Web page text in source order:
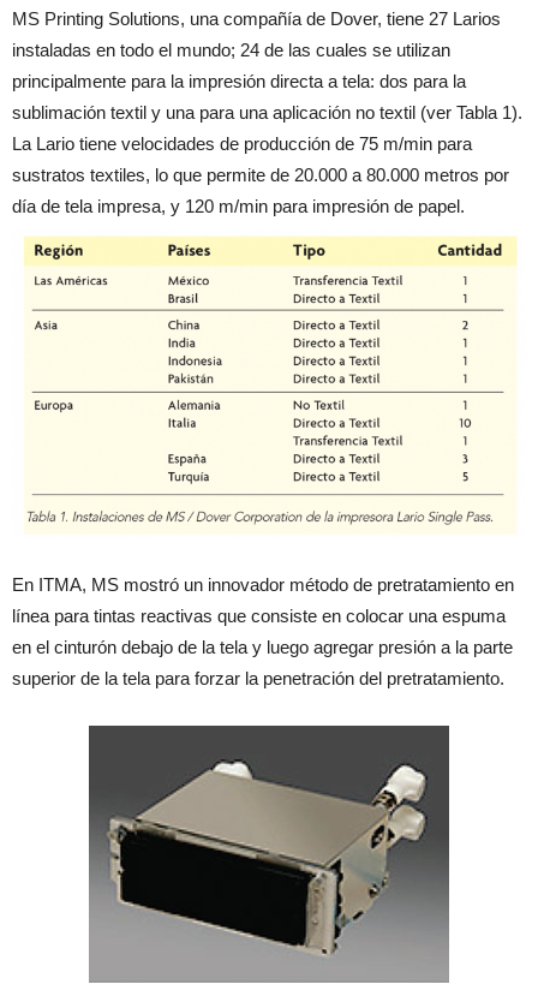
MS Printing Solutions, una compañía de Dover, tiene 27 Larios
instaladas en todo el mundo; 24 de las cuales se utilizan
principalmente para la impresión directa a tela: dos para la
sublimación textil y una para una aplicación no textil (ver Tabla 1).
La Lario tiene velocidades de producción de 75 m/min para
sustratos textiles, lo que permite de 20.000 a 80.000 metros por
día de tela impresa, y 120 m/min para impresión de papel.
En ITMA, MS mostró un innovador método de pretratamiento en
línea para tintas reactivas que consiste en colocar una espuma
en el cinturón debajo de la tela y luego agregar presión a la parte
superior de la tela para forzar la penetración del pretratamiento.